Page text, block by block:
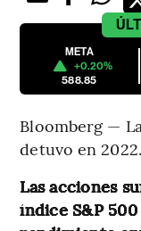
META
+0.20%
588.85
Bloomberg —
detuvo en 2022.
Las acciones
índice S&P